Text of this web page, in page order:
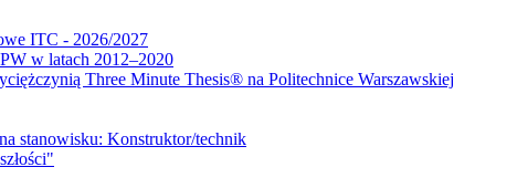
ITC - 2026/2027
w latach 2012–2020
Three Minute Thesis® na Politechnice Warszawskiej
stanowisku: Konstruktor/technik